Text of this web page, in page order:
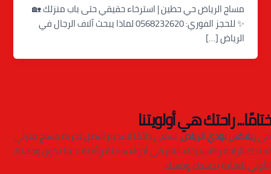
مساج الرياض حي حطين | استرخاء حقيقي حتى باب منزلك 🏡
✨ للحجز الفوري: 0568232620 لماذا يبحث آلاف الرجال في
الرياض […]
ختامًا... راحتك هي أولويتنا
فيريلاكس بودي الرياض، نسعى دائمًا لتقديم أفضل تجربة مساج منزلي
تمنحك الراحة والاسترخاء التام في أجواء هادئة وآمنة. دعنا نكون وجهتك
الأولى للعناية بجسدك وذهنك.